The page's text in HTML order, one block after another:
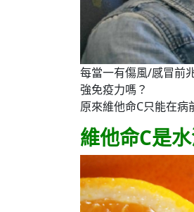
每當一有傷風/感冒前
強免疫力嗎？
原來維他命C只能在病
維他命C是